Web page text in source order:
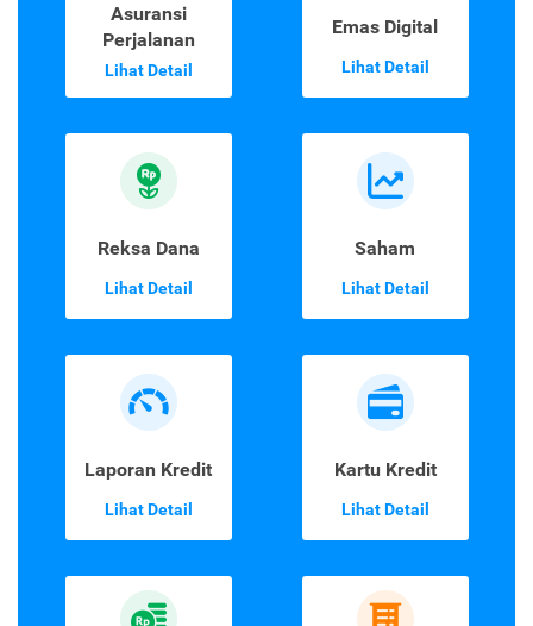
Asuransi
Perjalanan
Lihat Detail
Emas Digital
Lihat Detail
Reksa Dana
Lihat Detail
Saham
Lihat Detail
Laporan Kredit
Lihat Detail
Kartu Kredit
Lihat Detail